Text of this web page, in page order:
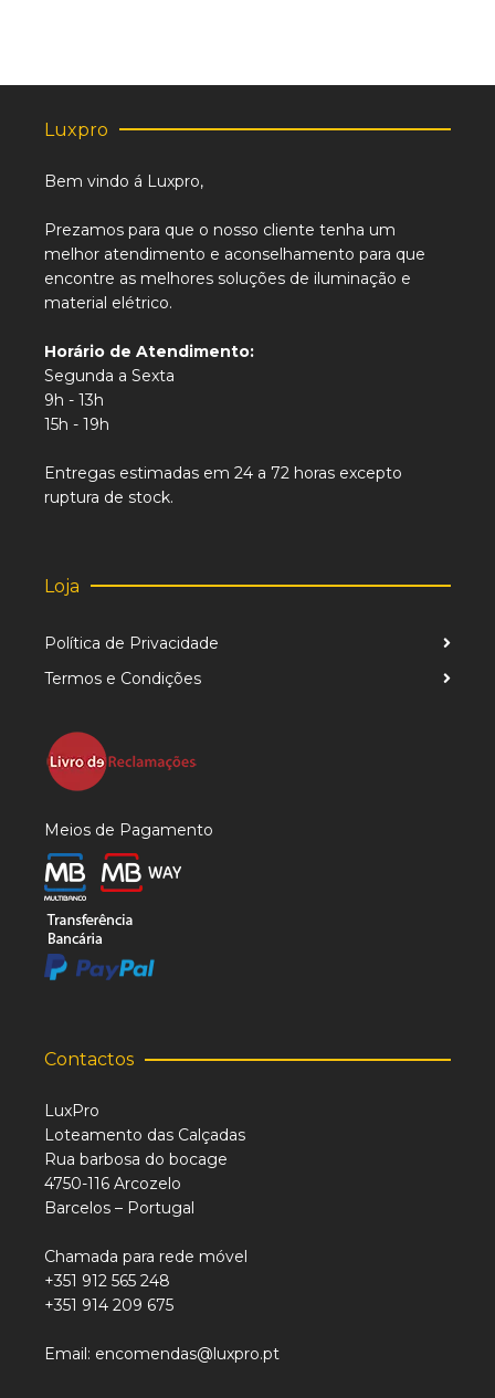
Luxpro
Bem vindo á Luxpro,
Prezamos para que o nosso cliente tenha um
melhor atendimento e aconselhamento para que
encontre as melhores soluções de iluminação e
material elétrico.
Horário de Atendimento:
Segunda a Sexta
9h - 13h
15h - 19h
Entregas estimadas em 24 a 72 horas excepto
ruptura de stock.
Loja
Política de Privacidade
Termos e Condições
Meios de Pagamento
Contactos
LuxPro
Loteamento das Calçadas
Rua barbosa do bocage
4750-116 Arcozelo
Barcelos – Portugal
Chamada para rede móvel
+351 912 565 248
+351 914 209 675
Email: encomendas@luxpro.pt